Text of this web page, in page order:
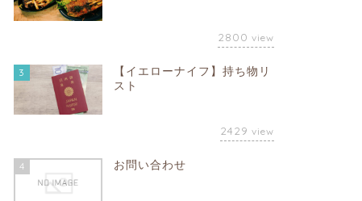
2800 view
3
【イエローナイフ】持ち物リ
スト
2429 view
4 お問い合わせ